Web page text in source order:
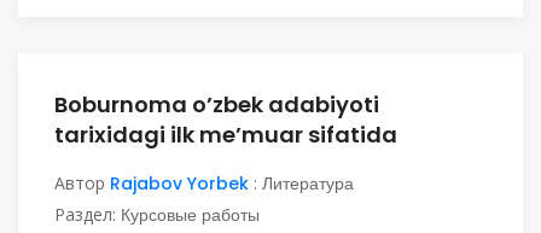
Boburnoma o’zbek adabiyoti
tarixidagi ilk me’muar sifatida
Автор Rajabov Yorbek : Литература
Раздел: Курсовые работы